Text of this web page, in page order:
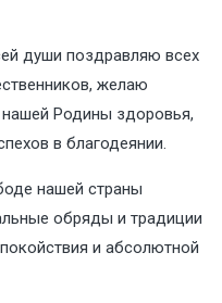
души поздравляю всех
желаю
Родины здоровья,
в благодеянии.
нашей страны
обряды и традиции
и абсолютной